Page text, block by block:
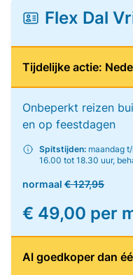
Flex Dal
Tijdelijke actie:
Onbeperkt reizen
en op feestdagen
Spitstijden: maandag
16.00 tot 18.30 uur,
normaal € 127,95
€ 49,00 per
Al goedkoper dan